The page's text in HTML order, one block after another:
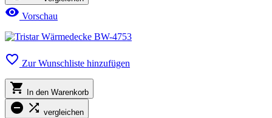
 Vorschau
 Zur Wunschliste hinzufügen
 In den Warenkorb
  vergleichen